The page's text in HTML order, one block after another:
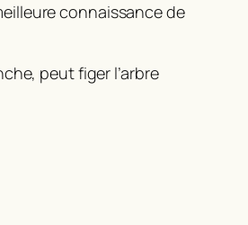
connaissance de
peut figer l’arbre